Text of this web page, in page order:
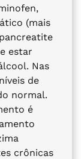
(mais
estar
Nas
de
normal.
é
crônicas